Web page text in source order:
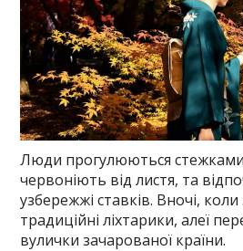
Люди прогулюються стежками
червоніють від листя, та
узбережжі ставків. Вночі,
традиційні ліхтарики, алеї
вулички зачарованої країни.